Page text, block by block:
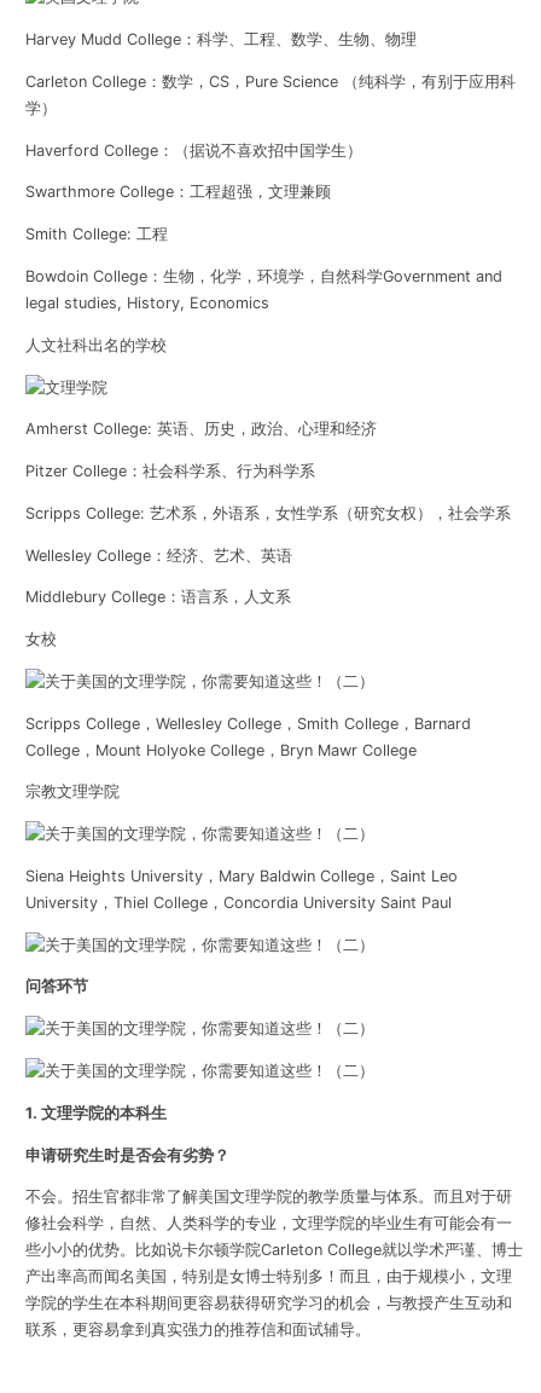
Harvey Mudd College：科学、工程、数学、生物、物理
Carleton College：数学，CS，Pure Science （纯科学，有别于应用科
学）
Haverford College：（据说不喜欢招中国学生）
Swarthmore College：工程超强，文理兼顾
Smith College: 工程
Bowdoin College：生物，化学，环境学，自然科学Government and
legal studies, History, Economics
人文社科出名的学校
Amherst College: 英语、 历史，政治、心理和经济
Pitzer College：社会科学系、行为科学系
Scripps College: 艺术系，外语系，女性学系（研究女权），社会学系
Wellesley College：经济、艺术、英语
Middlebury College：语言系，人文系
女校
Scripps College，Wellesley College，Smith College，Barnard
College，Mount Holyoke College，Bryn Mawr College
宗教文理学院
Siena Heights University，Mary Baldwin College，Saint Leo
University，Thiel College，Concordia University Saint Paul
问答环节
1. 文理学院的本科生
申请研究生时是否会有劣势？
不会。 招生官都非常了解美国文理学院的教学质量与体系。而且对于研
修社会科学，自然、人类科学的专业，文理学院的毕业生有可能会有一
些小小的优势。比如说卡尔顿学院Carleton College就以学术严谨、博士
产出率高而闻名美国，特别是女博士特别多！而且，由于规模小，文理
学院的学生在本科期间更容易获得研究学习的机会，与教授产生互动和
联系，更容易拿到真实强力的推荐信和面试辅导。